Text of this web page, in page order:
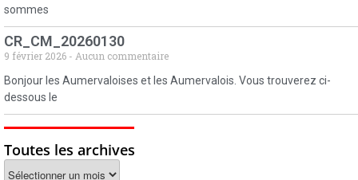
sommes
CR_CM_20260130
9 février 2026
Aucun commentaire
Bonjour les Aumervaloises et les Aumervalois. Vous trouverez ci-
dessous le
Toutes les archives